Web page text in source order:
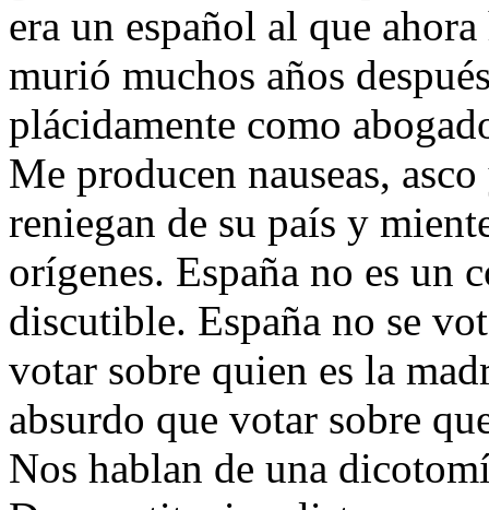
era un español al que
murió muchos años
plácidamente como
Me producen nauseas,
reniegan de su país y
orígenes. España no es un
discutible. España no se
votar sobre quien es la
absurdo que votar sobre
Nos hablan de una